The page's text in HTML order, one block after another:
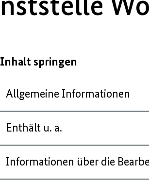
springen
Allgemeine Informationen
Enthält u. a.
Informationen über die